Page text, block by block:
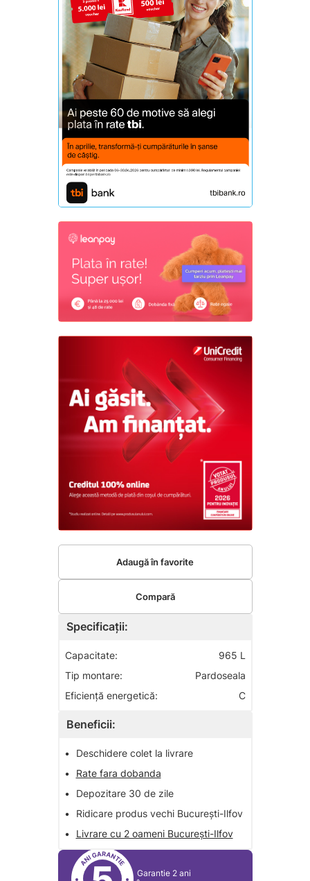
Specificații:
Capacitate:
965 L
Tip montare:
Pardoseala
Eficiență energetică:
C
Beneficii:
•
Deschidere colet la livrare
•
Rate fara dobanda
•
Depozitare 30 de zile
•
Ridicare produs vechi București-Ilfov
•
Livrare cu 2 oameni București-Ilfov
Garantie 2 ani
Adaugă în favorite
Compară